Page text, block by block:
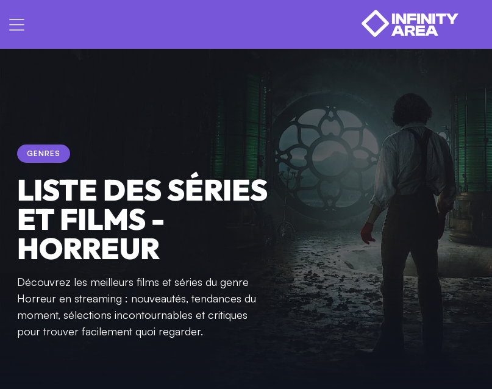
GENRES
LISTE DES SÉRIES
ET FILMS -
HORREUR
Découvrez les meilleurs films et séries du genre
Horreur en streaming : nouveautés, tendances du
moment, sélections incontournables et critiques
pour trouver facilement quoi regarder.